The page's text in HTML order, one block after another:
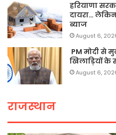
हरियाणा
दायरा…
ब्याज
August 6,
PM मोदी से
खिलाड़ियों के
August 6,
राजस्थान